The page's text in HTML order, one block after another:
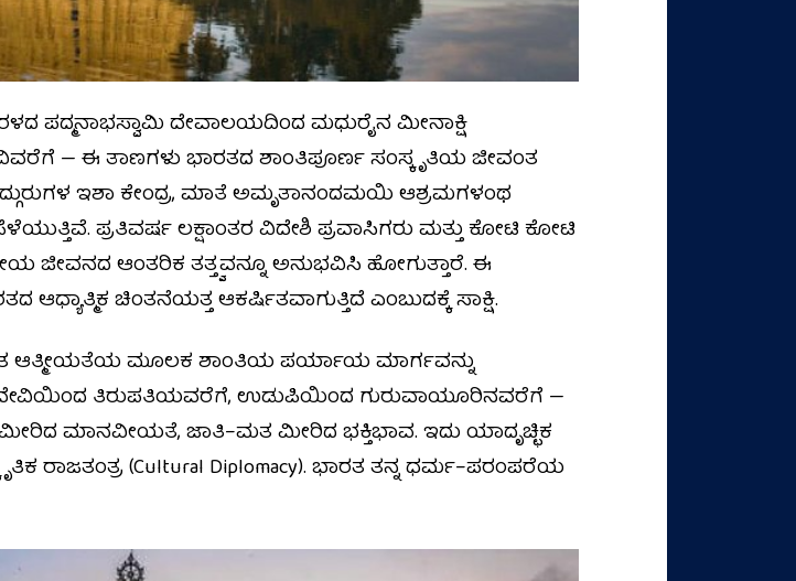
ಪದ್ಮನಾಭಸ್ವಾಮಿ ದೇವಾಲಯದಿಂದ ಮಧುರೈನ ಮೀನಾಕ್ಷಿ
— ಈ ತಾಣಗಳು ಭಾರತದ ಶಾಂತಿಪೂರ್ಣ ಸಂಸ್ಕೃತಿಯ ಜೀವಂತ
ಇಶಾ ಕೇಂದ್ರ, ಮಾತೆ ಅಮೃತಾನಂದಮಯಿ ಆಶ್ರಮಗಳಂಥ
ಸೆಳೆಯುತ್ತಿವೆ. ಪ್ರತಿವರ್ಷ ಲಕ್ಷಾಂತರ ವಿದೇಶಿ ಪ್ರವಾಸಿಗರು ಮತ್ತು ಕೋಟಿ ಕೋಟಿ
ಜೀವನದ ಆಂತರಿಕ ತತ್ತ್ವವನ್ನೂ ಅನುಭವಿಸಿ ಹೋಗುತ್ತಾರೆ. ಈ
ಆಧ್ಯಾತ್ಮಿಕ ಚಿಂತನೆಯತ್ತ ಆಕರ್ಷಿತವಾಗುತ್ತಿದೆ ಎಂಬುದಕ್ಕೆ ಸಾಕ್ಷಿ.
ಭಾರತ ಆತ್ಮೀಯತೆಯ ಮೂಲಕ ಶಾಂತಿಯ ಪರ್ಯಾಯ ಮಾರ್ಗವನ್ನು
ತಿರುಪತಿಯವರೆಗೆ, ಉಡುಪಿಯಿಂದ ಗುರುವಾಯೂರಿನವರೆಗೆ —
ಮೀರಿದ ಮಾನವೀಯತೆ, ಜಾತಿ–ಮತ ಮೀರಿದ ಭಕ್ತಿಭಾವ. ಇದು ಯಾದೃಚ್ಛಿಕ
ರಾಜತಂತ್ರ (Cultural Diplomacy). ಭಾರತ ತನ್ನ ಧರ್ಮ–ಪರಂಪರೆಯ